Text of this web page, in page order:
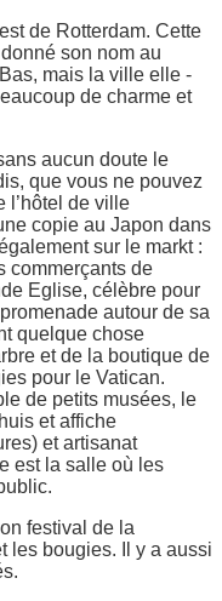
de Rotterdam. Cette
son nom au
mais la ville elle -
de charme et
aucun doute le
que vous ne pouvez
l’hôtel de ville
copie au Japon dans
sur le markt :
commerçants de
Eglise, célèbre pour
autour de sa
quelque chose
et de la boutique de
pour le Vatican.
de petits musées, le
et affiche
et artisanat
est la salle où les
festival de la
les bougies. Il y a aussi